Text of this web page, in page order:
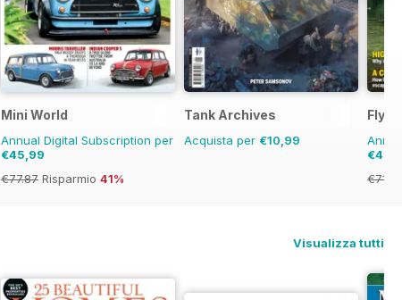
Mini World
Annual Digital Subscription per
€45,99
€77.87 Risparmio 41%
Tank Archives
Acquista per €10,99
Fly
Visualizza tutti